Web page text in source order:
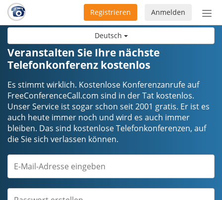
Deutsch
Anmelden
Registrieren
Veranstalten Sie Ihre nächste
Telefonkonferenz kostenlos
Es stimmt wirklich. Kostenlose Konferenzanrufe auf
FreeConferenceCall.com sind in der Tat kostenlos.
Unser Service ist sogar schon seit 2001 gratis. Er ist es
auch heute immer noch und wird es auch immer
bleiben. Das sind kostenlose Telefonkonferenzen, auf
die Sie sich verlassen können.